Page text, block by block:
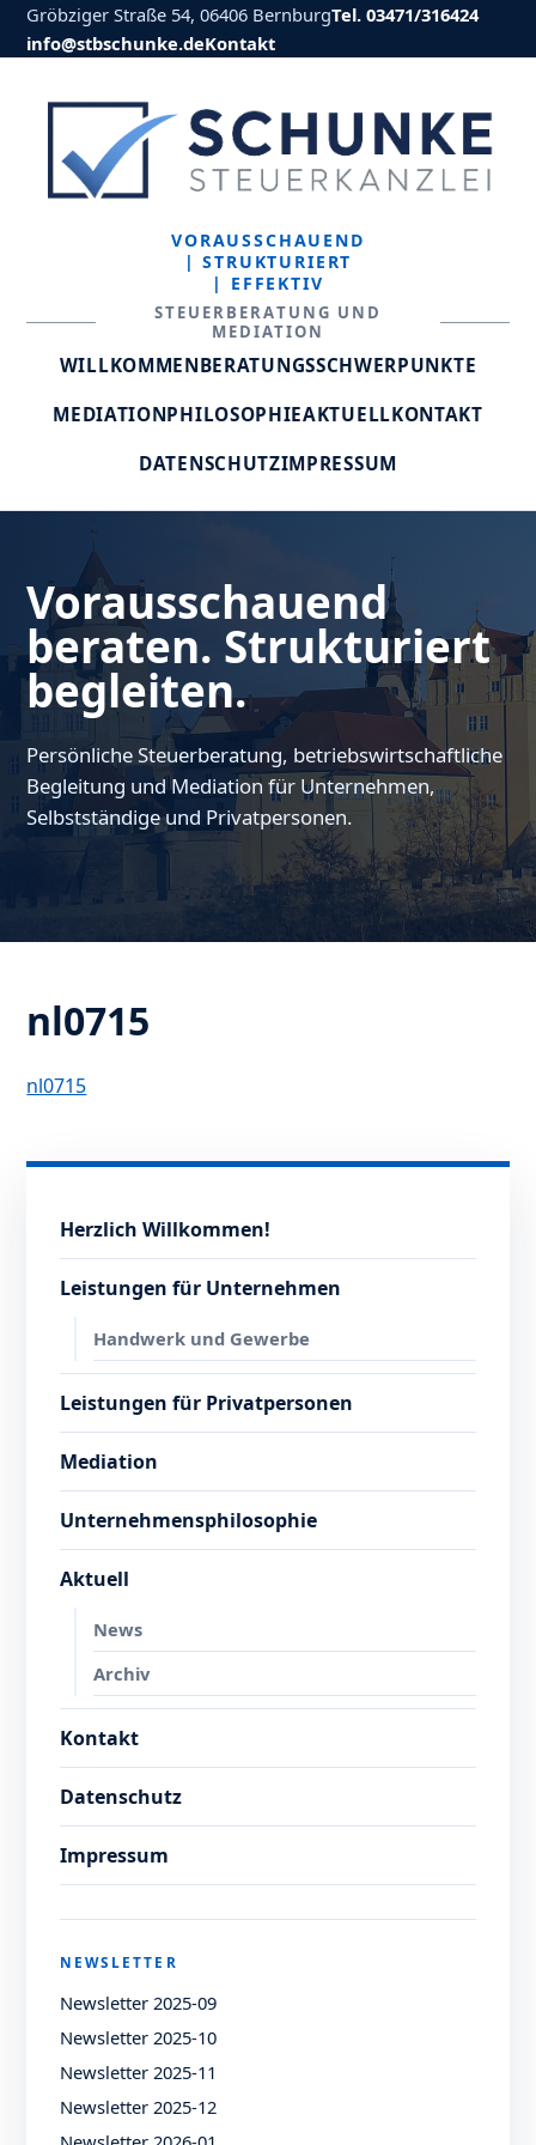
Gröbziger Straße 54, 06406 BernburgTel. 03471/316424
info@stbschunke.deKontakt
VORAUSSCHAUEND
| STRUKTURIERT
| EFFEKTIV
STEUERBERATUNG UND
MEDIATION
WILLKOMMENBERATUNGSSCHWERPUNKTE
MEDIATIONPHILOSOPHIEAKTUELLKONTAKT
DATENSCHUTZIMPRESSUM
Vorausschauend
beraten. Strukturiert
begleiten.
Persönliche Steuerberatung, betriebswirtschaftliche
Begleitung und Mediation für Unternehmen,
Selbstständige und Privatpersonen.
nl0715
nl0715
Herzlich Willkommen!
Leistungen für Unternehmen
Handwerk und Gewerbe
Leistungen für Privatpersonen
Mediation
Unternehmensphilosophie
Aktuell
News
Archiv
Kontakt
Datenschutz
Impressum
NEWSLETTER
Newsletter 2025-09
Newsletter 2025-10
Newsletter 2025-11
Newsletter 2025-12